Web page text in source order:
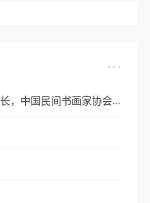
黄介艺-中国国画院副院长，中国民间书画家协会副主席